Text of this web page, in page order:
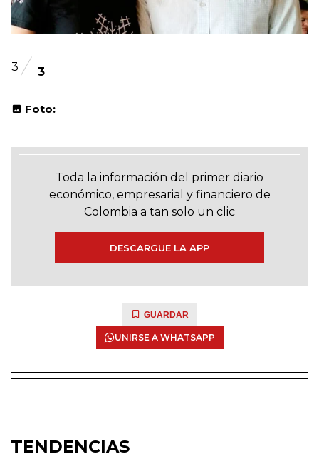
3 3
Foto:
Toda la información del primer diario
económico, empresarial y financiero de
Colombia a tan solo un clic
DESCARGUE LA APP
GUARDAR
UNIRSE A WHATSAPP
TENDENCIAS